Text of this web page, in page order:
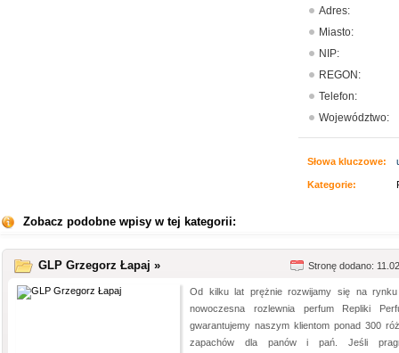
Adres:
Miasto:
NIP:
REGON:
Telefon:
Województwo:
Słowa kluczowe:
Kategorie:
Zobacz podobne wpisy w tej kategorii:
GLP Grzegorz Łapaj » Stronę dodano:
Od kilku lat prężnie rozwijamy się na
nowoczesna rozlewnia perfum Repliki
gwarantujemy naszym klientom ponad 300
zapachów dla panów i pań. Jeśli